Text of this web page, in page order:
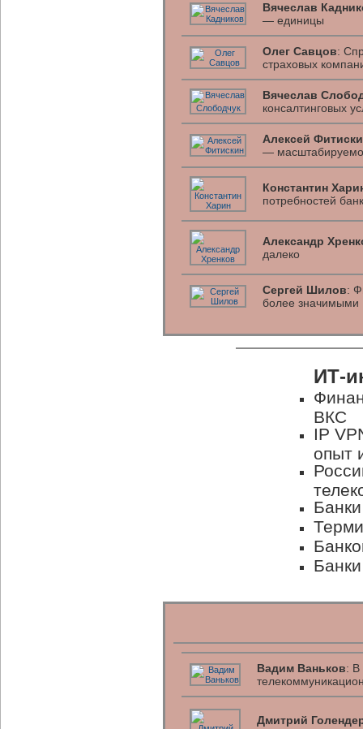
Вячеслав
— единицы
Олег Савцов:
страховых
Вячеслав
консалтинговых
Алексей
—
Константин
потребностей
Александр
далеко
Сергей Шилов:
более значимыми
ИТ-
ВКС
IP
опыт
Вадим Ваньков: В
Дмитрий